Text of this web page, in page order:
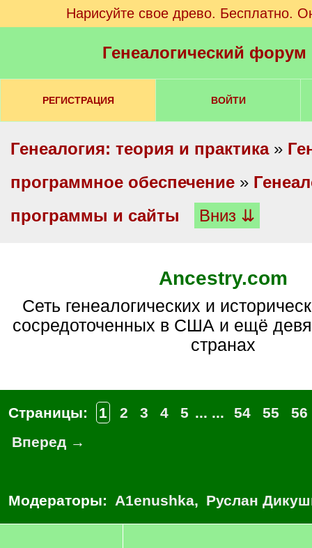
Нарисуйте свое древо. Бесплатно.
Генеалогический
РЕГИСТРАЦИЯ ВОЙТИ
Генеалогия: теория и практика»
программное обеспечение »
программы и сайты
Вниз ⇊
Ancestry.com
Сеть генеалогических и исторических веб-сайтов
сосредоточенных в США и ещё
странах
Страницы: 1 2 3 4 5 ... ... 54 55
56
Вперед →
Модераторы: A1enushka, Руслан